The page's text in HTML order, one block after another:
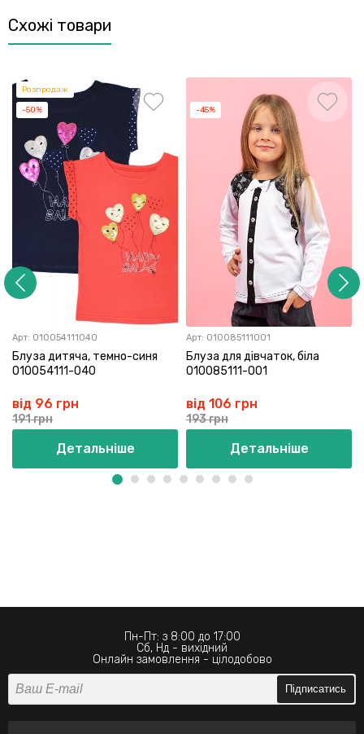
Схожі товари
Розпродаж
-50%
Арт: 010054111040
Блуза дитяча, темно-синя
010054111-040
від 96 грн
191 грн
Детальніше
-45%
Арт: 010085111001
Блуза для дівчаток, біла
010085111-001
від 106 грн
193 грн
Детальніше
Пн-Пт: з 8:00 до 17:00
Сб, Нд - вихідний
Онлайн замовлення - цілодобово
Підписатись